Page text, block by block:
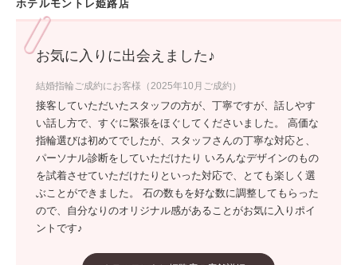
ホテルモントレ姫路店
お気に入りに出会えました♪
結婚指輪ご成約にお客様（2025年10月ご成約）
接客していただいたスタッフの方が、丁寧ですが、話しやす
い話し方で、すぐに緊張をほぐしてくださいました。 高価な
指輪選びは初めてでしたが、スタッフさんの丁寧な対応と、
パーソナル診断をしていただけたり いろんなデザインのもの
を試着させていただけたりといった対応で、とても楽しく選
ぶことができました。 石の数もを好な数に調整してもらった
ので、自分なりのオリジナル感があることがお気に入りポイ
ントです♪